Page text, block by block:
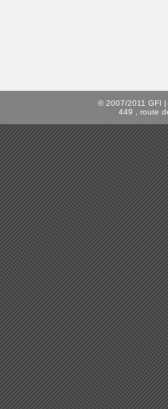
© 2007/2011 GFI
449 , route